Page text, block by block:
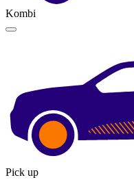
Kombi
Pick up